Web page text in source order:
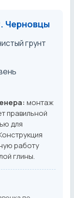
Черновцы
грунт
монтаж
правильной
для
работу
глины.